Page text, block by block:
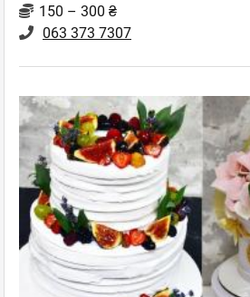
150 – 300 ₴
063 373 7307